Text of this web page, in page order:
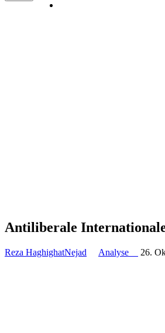
Antili­berale
Reza HaghighatNejad Analyse 26.